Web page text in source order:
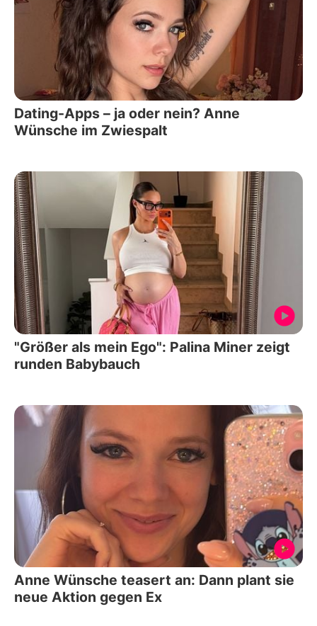
Dating-Apps – ja oder nein? Anne
Wünsche im Zwiespalt
"Größer als mein Ego": Palina Miner zeigt
runden Babybauch
Anne Wünsche teasert an: Dann plant sie
neue Aktion gegen Ex